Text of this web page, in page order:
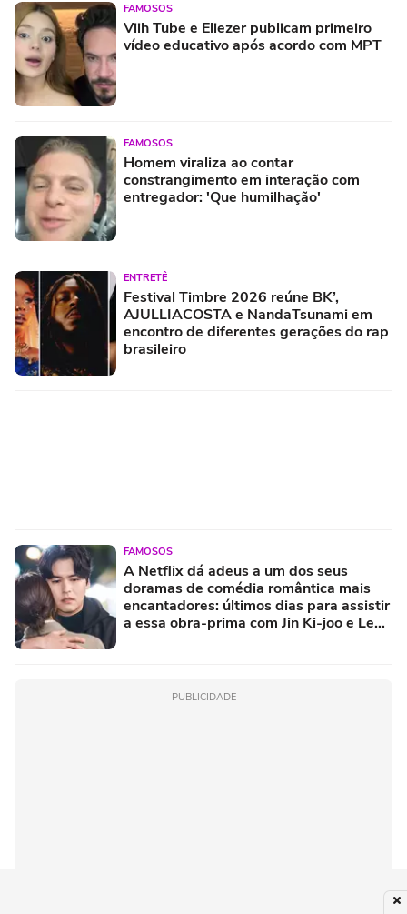
FAMOSOS
Viih Tube e Eliezer publicam primeiro
vídeo educativo após acordo com MPT
FAMOSOS
Homem viraliza ao contar
constrangimento em interação com
entregador: 'Que humilhação'
ENTRETÊ
Festival Timbre 2026 reúne BK’,
AJULLIACOSTA e NandaTsunami em
encontro de diferentes gerações do rap
brasileiro
FAMOSOS
A Netflix dá adeus a um dos seus
doramas de comédia romântica mais
encantadores: últimos dias para assistir
a essa obra-prima com Jin Ki-joo e Lee
PUBLICIDADE